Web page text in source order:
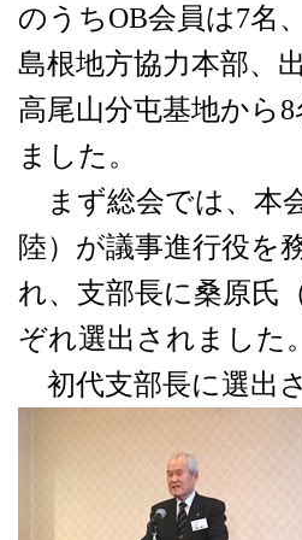
のうちOB会員は7名
島根地方協力本部、
高尾山分屯基地から8
ました。
まず総会では、本
陸）が議事進行役を
れ、支部長に桑原氏
ぞれ選出されました。
初代支部長に選出